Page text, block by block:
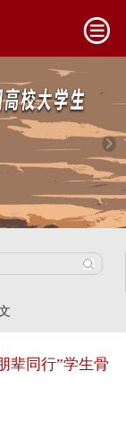
辈同行”学生骨